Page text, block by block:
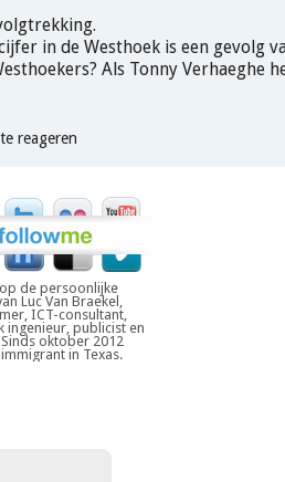
in de Westhoek is een gevolg
Als Tonny Verhaeghe
reageren
de persoonlijke
Luc Van Braekel,
ICT-consultant,
ingenieur, publicist en
oktober 2012
in Texas.